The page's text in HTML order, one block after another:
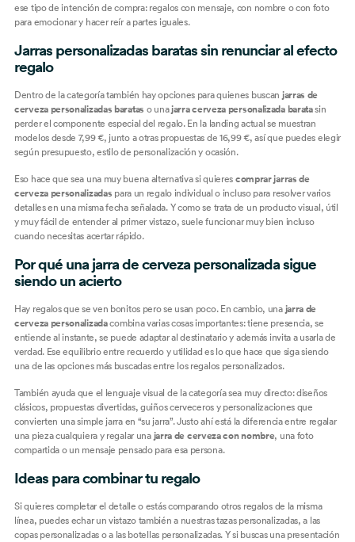
ese tipo de intención de compra: regalos con mensaje, con nombre o con foto
para emocionar y hacer reír a partes iguales.
Jarras personalizadas baratas sin renunciar al efecto
regalo
Dentro de la categoría también hay opciones para quienes buscan jarras de
cerveza personalizadas baratas o unajarra cerveza personalizada baratasin
perder el componente especial del regalo. En la landing actual se muestran
modelos desde 7,99 €, junto a otras propuestas de 16,99 €, así que puedes elegir
según presupuesto, estilo de personalización y ocasión.
Eso hace que sea una muy buena alternativa si quieres comprar jarras de
cerveza personalizadas para un regalo individual o incluso para resolver varios
detalles en una misma fecha señalada. Y como se trata de un producto visual, útil
y muy fácil de entender al primer vistazo, suele funcionar muy bien incluso
cuando necesitas acertar rápido.
Por qué una jarra de cerveza personalizada sigue
siendo un acierto
Hay regalos que se ven bonitos pero se usan poco. En cambio, una jarra de
cerveza personalizadacombina varias cosas importantes: tiene presencia, se
entiende al instante, se puede adaptar al destinatario y además invita a usarla de
verdad. Ese equilibrio entre recuerdo y utilidad es lo que hace que siga siendo
una de las opciones más buscadas entre los regalos personalizados.
También ayuda que el lenguaje visual de la categoría sea muy directo: diseños
clásicos, propuestas divertidas, guiños cerveceros y personalizaciones que
convierten una simple jarra en “su jarra”. Justo ahí está la diferencia entre regalar
una pieza cualquiera y regalar una jarra de cerveza con nombre, una foto
compartida o un mensaje pensado para esa persona.
Ideas para combinar tu regalo
Si quieres completar el detalle o estás comparando otros regalos de la misma
línea, puedes echar un vistazo también a nuestrastazas personalizadas, a las
copas personalizadas o a las botellas personalizadas. Y si buscas una presentación